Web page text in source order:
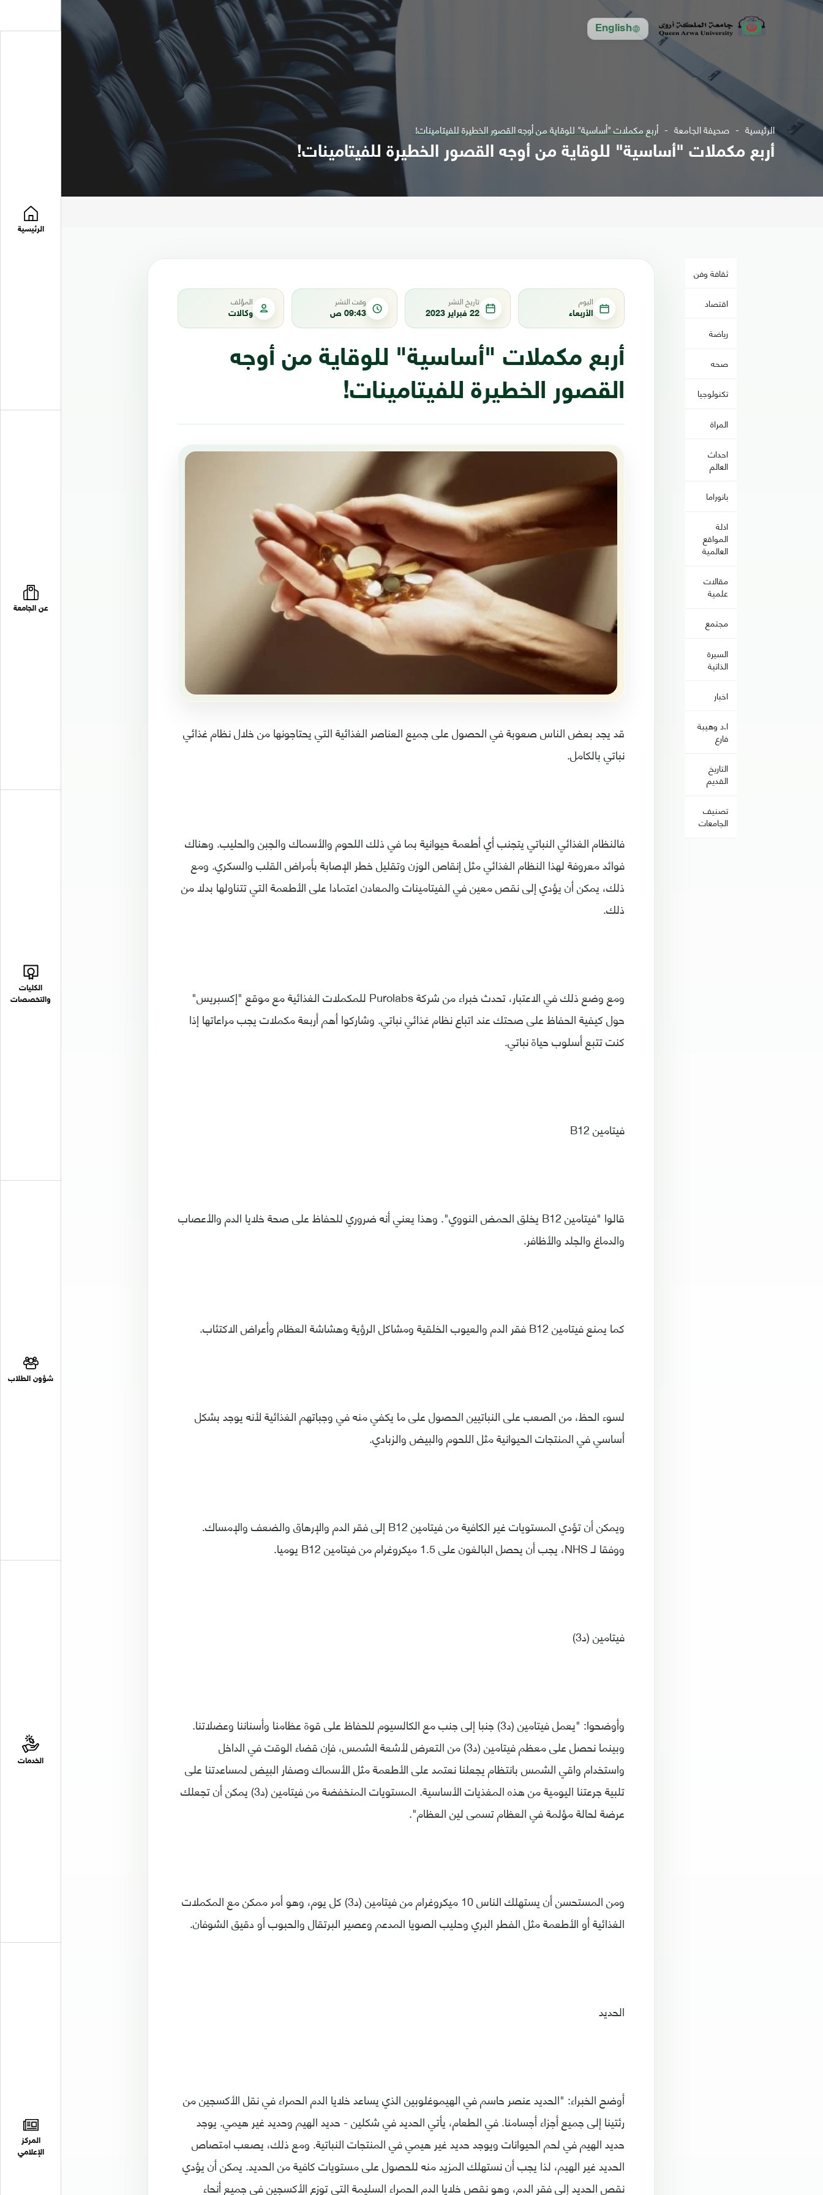
English
الرئيسية
عن الجامعة
الكليات
والتخصصات
شؤون الطلاب
الخدمات
المركز
الإعلامي
الرئيسية صحيفة الجامعة أربع مكملات "أساسية" للوقاية من أوجه القصور الخطيرة للفيتامينات!
أربع مكملات "أساسية" للوقاية من أوجه القصور الخطيرة للفيتامينات!
ثقافة وفن
اقتصاد
رياضة
صحه
تكنولوجيا
المراة
احداث
العالم
بانوراما
ادلة
المواقع
العالمية
مقالات
علمية
مجتمع
السيرة
الذاتية
اخبار
ا.د وهيبة
فارع
التاريخ
القديم
تصنيف
الجامعات
اليوم
الأربعاء
تاريخ النشر
22 فبراير 2023
وقت النشر
09:43 ص
المؤلف
وكالات
أربع مكملات "أساسية" للوقاية من أوجه
القصور الخطيرة للفيتامينات!
قد يجد بعض الناس صعوبة في الحصول على جميع العناصر الغذائية التي يحتاجونها من خلال نظام غذائي
نباتي بالكامل.
فالنظام الغذائي النباتي يتجنب أي أطعمة حيوانية بما في ذلك اللحوم والأسماك والجبن والحليب. وهناك
فوائد معروفة لهذا النظام الغذائي مثل إنقاص الوزن وتقليل خطر الإصابة بأمراض القلب والسكري. ومع
ذلك، يمكن أن يؤدي إلى نقص معين في الفيتامينات والمعادن اعتمادا على الأطعمة التي تتناولها بدلا من
ذلك.
ومع وضع ذلك في الاعتبار، تحدث خبراء من شركة Purolabs للمكملات الغذائية مع موقع "إكسبريس"
حول كيفية الحفاظ على صحتك عند اتباع نظام غذائي نباتي. وشاركوا أهم أربعة مكملات يجب مراعاتها إذا
كنت تتبع أسلوب حياة نباتي.
فيتامين B12
قالوا "فيتامين B12 يخلق الحمض النووي". وهذا يعني أنه ضروري للحفاظ على صحة خلايا الدم والأعصاب
والدماغ والجلد والأظافر.
كما يمنع فيتامين B12 فقر الدم والعيوب الخلقية ومشاكل الرؤية وهشاشة العظام وأعراض الاكتئاب.
لسوء الحظ، من الصعب على النباتيين الحصول على ما يكفي منه في وجباتهم الغذائية لأنه يوجد بشكل
أساسي في المنتجات الحيوانية مثل اللحوم والبيض والزبادي.
ويمكن أن تؤدي المستويات غير الكافية من فيتامين B12 إلى فقر الدم والإرهاق والضعف والإمساك.
ووفقا لـ NHS، يجب أن يحصل البالغون على 1.5 ميكروغرام من فيتامين B12 يوميا.
فيتامين (د3)
وأوضحوا: "يعمل فيتامين (د3) جنبا إلى جنب مع الكالسيوم للحفاظ على قوة عظامنا وأسناننا وعضلاتنا.
وبينما نحصل على معظم فيتامين (د3) من التعرض لأشعة الشمس، فإن قضاء الوقت في الداخل
واستخدام واقي الشمس بانتظام يجعلنا نعتمد على الأطعمة مثل الأسماك وصفار البيض لمساعدتنا على
تلبية جرعتنا اليومية من هذه المغذيات الأساسية. المستويات المنخفضة من فيتامين (د3) يمكن أن تجعلك
عرضة لحالة مؤلمة في العظام تسمى لين العظام".
ومن المستحسن أن يستهلك الناس 10 ميكروغرام من فيتامين (د3) كل يوم، وهو أمر ممكن مع المكملات
الغذائية أو الأطعمة مثل الفطر البري وحليب الصويا المدعم وعصير البرتقال والحبوب أو دقيق الشوفان.
الحديد
أوضح الخبراء: "الحديد عنصر حاسم في الهيموغلوبين الذي يساعد خلايا الدم الحمراء في نقل الأكسجين من
رئتينا إلى جميع أجزاء أجسامنا. في الطعام، يأتي الحديد في شكلين - حديد الهيم وحديد غير هيمي. يوجد
حديد الهيم في لحم الحيوانات ويوجد حديد غير هيمي في المنتجات النباتية. ومع ذلك، يصعب امتصاص
الحديد غير الهيم، لذا يجب أن نستهلك المزيد منه للحصول على مستويات كافية من الحديد. يمكن أن يؤدي
نقص الحديد إلى فقر الدم، وهو نقص خلايا الدم الحمراء السليمة التي توزع الأكسجين في جميع أنحاء